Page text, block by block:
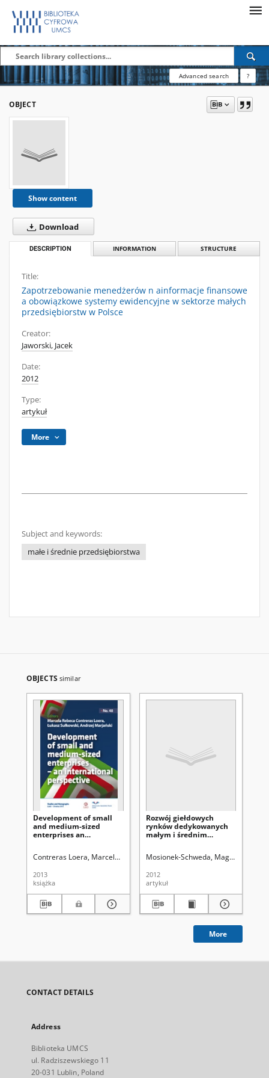
Advanced search ?
OBJECT
Show content
Download
DESCRIPTION INFORMATION STRUCTURE
Title:
Zapotrzebowanie menedżerów n ainformacje finansowe
a obowiązkowe systemy ewidencyjne w sektorze małych
przedsiębiorstw w Polsce
Creator:
Jaworski, Jacek
Date:
2012
Type:
artykuł
More
Subject and keywords:
małe i średnie przedsiębiorstwa
OBJECTS similar
Development of small
and medium-sized
enterprises an
Contreras Loera, Marcela Rebeca. Red. Sułkowski, Łukasz. Red.
2013
książka
Rozwój giełdowych
rynków dedykowanych
małym i średnim
giełd na świecie
Mosionek-Schweda, Magdalena
2012
artykuł
More
CONTACT DETAILS
Address
Biblioteka UMCS
ul. Radziszewskiego 11
20-031 Lublin, Poland